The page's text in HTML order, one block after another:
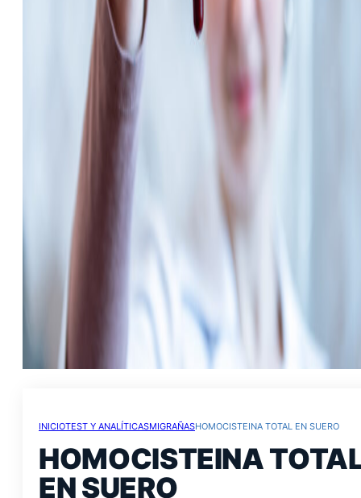
INICIOTEST Y ANALÍTICASMIGRAÑASHOMOCISTEINA TOTAL EN SUERO
HOMOCISTEINA
EN SUERO